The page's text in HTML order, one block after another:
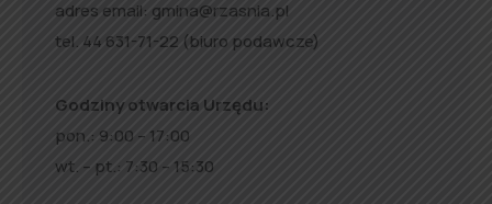
adres email: gmina@rzasnia.pl
tel. 44 631-71-22 (biuro podawcze)
Godziny otwarcia Urzędu:
pon.: 9:00 – 17:00
wt. – pt.: 7:30 – 15:30